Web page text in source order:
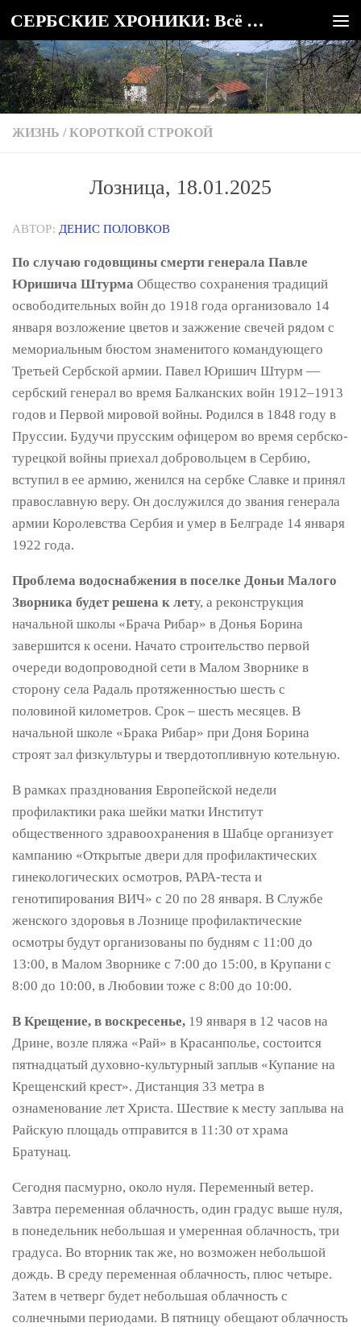
Под записью СЕРБСКИЕ ХРОНИКИ: Всё о Сербии
ЖИЗНЬ / КОРОТКОЙ СТРОКОЙ
Лозница, 18.01.2025
АВТОР: ДЕНИС ПОЛОВКОВ
По случаю годовщины смерти генерала Павле
Юришича Штурма Общество сохранения традиций
освободительных войн до 1918 года организовало 14
января возложение цветов и зажжение свечей рядом с
мемориальным бюстом знаменитого командующего
Третьей Сербской армии. Павел Юришич Штурм —
сербский генерал во время Балканских войн 1912–1913
годов и Первой мировой войны. Родился в 1848 году в
Пруссии. Будучи прусским офицером во время сербско-
турецкой войны приехал добровольцем в Сербию,
вступил в ее армию, женился на сербке Славке и принял
православную веру. Он дослужился до звания генерала
армии Королевства Сербия и умер в Белграде 14 января
1922 года.
Проблема водоснабжения в поселке Доньи Малого
Зворника будет решена к лету, а реконструкция
начальной школы «Брача Рибар» в Донья Борина
завершится к осени. Начато строительство первой
очереди водопроводной сети в Малом Зворнике в
сторону села Радаль протяженностью шесть с
половиной километров. Срок – шесть месяцев. В
начальной школе «Брака Рибар» при Доня Борина
строят зал физкультуры и твердотопливную котельную.
В рамках празднования Европейской недели
профилактики рака шейки матки Институт
общественного здравоохранения в Шабце организует
кампанию «Открытые двери для профилактических
гинекологических осмотров, PAPA-теста и
генотипирования ВИЧ» с 20 по 28 января. В Службе
женского здоровья в Лознице профилактические
осмотры будут организованы по будням с 11:00 до
13:00, в Малом Зворнике с 7:00 до 15:00, в Крупани с
8:00 до 10:00, в Любовии тоже с 8:00 до 10:00.
В Крещение, в воскресенье, 19 января в 12 часов на
Дрине, возле пляжа «Рай» в Красанполье, состоится
пятнадцатый духовно-культурный заплыв «Купание на
Крещенский крест». Дистанция 33 метра в
ознаменование лет Христа. Шествие к месту заплыва на
Райскую площадь отправится в 11:30 от храма
Братунац.
Сегодня ​​пасмурно, около нуля. Переменный ветер.
Завтра переменная облачность, один градус выше нуля,
в понедельник небольшая и умеренная облачность, три
градуса. Во вторник так же, но возможен небольшой
дождь. В среду переменная облачность, плюс четыре.
Затем в четверг будет небольшая облачность с
солнечными периодами. В пятницу обещают облачность